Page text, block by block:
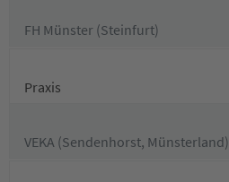
FH Münster (Steinfurt)
Praxis
VEKA (Sendenhorst, Münsterland)